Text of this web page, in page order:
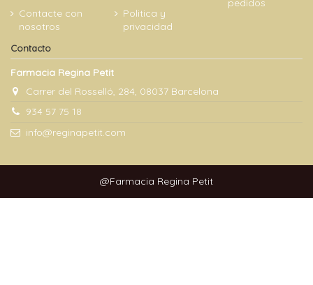
Contacte con
nosotros
Politica y
privacidad
pedidos
Contacto
Farmacia Regina Petit
Carrer del Rosselló, 284, 08037 Barcelona
934 57 75 18
info@reginapetit.com
@Farmacia Regina Petit